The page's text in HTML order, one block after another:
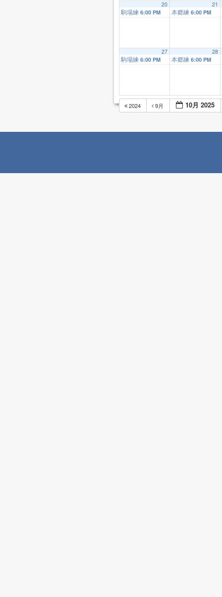
20
駒場練 6:00 PM
21
本郷練 6:00 PM
27
駒場練 6:00 PM
28
本郷練 6:00 PM
2024 9月 10月 2025